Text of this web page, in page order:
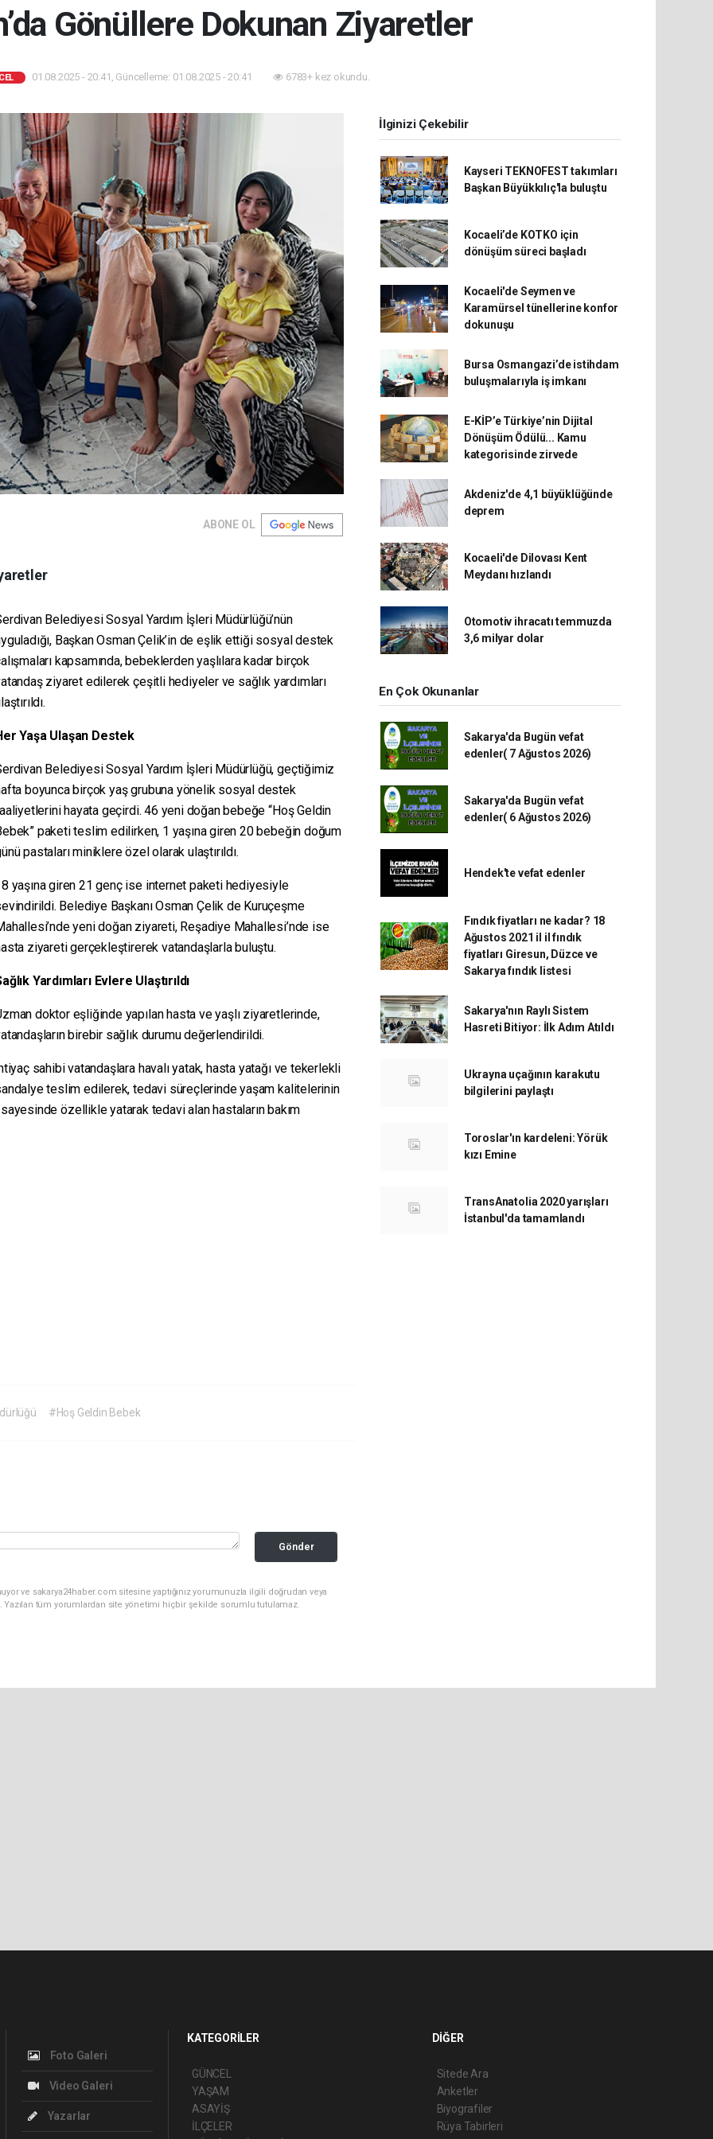
Gönüllere Dokunan Ziyaretler
01.08.2025 - 20:41, Güncelleme: 01.08.2025 - 20:41 6783+ kez okundu.
ABONE OL
Belediyesi Sosyal Yardım İşleri Müdürlüğü’nün
Başkan Osman Çelik’in de eşlik ettiği sosyal destek
kapsamında, bebeklerden yaşlılara kadar birçok
ziyaret edilerek çeşitli hediyeler ve sağlık yardımları
Yaşa Ulaşan Destek
Belediyesi Sosyal Yardım İşleri Müdürlüğü, geçtiğimiz
boyunca birçok yaş grubuna yönelik sosyal destek
hayata geçirdi. 46 yeni doğan bebeğe “Hoş Geldin
paketi teslim edilirken, 1 yaşına giren 20 bebeğin doğum
pastaları miniklere özel olarak ulaştırıldı.
yaşına giren 21 genç ise internet paketi hediyesiyle
Belediye Başkanı Osman Çelik de Kuruçeşme
yeni doğan ziyareti, Reşadiye Mahallesi’nde ise
ziyareti gerçekleştirerek vatandaşlarla buluştu.
Yardımları Evlere Ulaştırıldı
doktor eşliğinde yapılan hasta ve yaşlı ziyaretlerinde,
birebir sağlık durumu değerlendirildi.
sahibi vatandaşlara havalı yatak, hasta yatağı ve tekerlekli
teslim edilerek, tedavi süreçlerinde yaşam kalitelerinin
özellikle yatarak tedavi alan hastaların bakım
#Hoş Geldin Bebek
Gönder
ve sakarya24haber.com sitesine yaptığınız yorumunuzla ilgili doğrudan veya
Yazılan tüm yorumlardan site yönetimi hiçbir şekilde sorumlu tutulamaz.
İlginizi Çekebilir
Kayseri TEKNOFEST takımları
Başkan Büyükkılıç'la buluştu
Kocaeli’de KOTKO için
dönüşüm süreci başladı
Kocaeli'de Seymen ve
Karamürsel tünellerine konfor
dokunuşu
Bursa Osmangazi’de istihdam
buluşmalarıyla iş imkanı
E-KİP’e Türkiye’nin Dijital
Dönüşüm Ödülü... Kamu
kategorisinde zirvede
Akdeniz'de 4,1 büyüklüğünde
deprem
Kocaeli'de Dilovası Kent
Meydanı hızlandı
Otomotiv ihracatı temmuzda
3,6 milyar dolar
En Çok Okunanlar
Sakarya'da Bugün vefat
edenler( 7 Ağustos 2026)
Sakarya'da Bugün vefat
edenler( 6 Ağustos 2026)
Hendek'te vefat edenler
Fındık fiyatları ne kadar? 18
Ağustos 2021 il il fındık
fiyatları Giresun, Düzce ve
Sakarya fındık listesi
Sakarya'nın Raylı Sistem
Hasreti Bitiyor: İlk Adım Atıldı
Ukrayna uçağının karakutu
bilgilerini paylaştı
Toroslar'ın kardeleni: Yörük
kızı Emine
TransAnatolia 2020 yarışları
İstanbul'da tamamlandı
Foto Galeri
Video Galeri
Yazarlar
KATEGORİLER
GÜNCEL
YAŞAM
ASAYİŞ
İLÇELER
DİĞER
Sitede Ara
Anketler
Biyografiler
Rüya Tabirleri